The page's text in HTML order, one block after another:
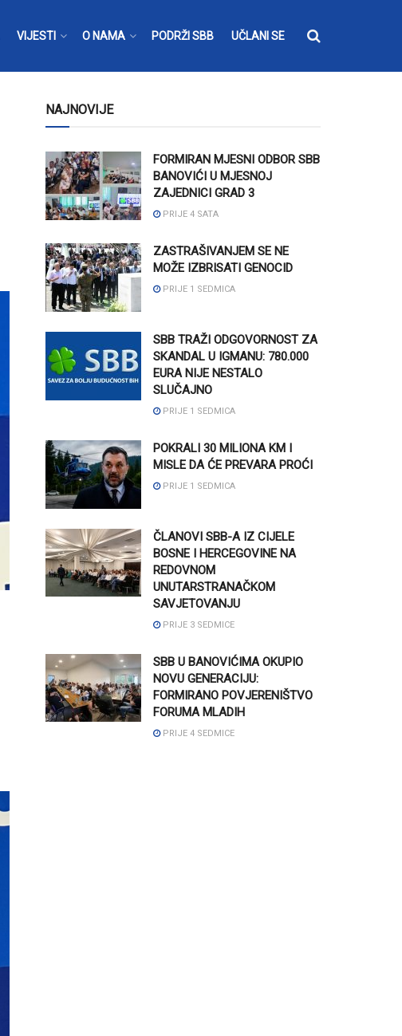
VIJESTI O NAMA PODRŽI SBB UČLANI SE
NAJNOVIJE
FORMIRAN MJESNI ODBOR SBB
BANOVIĆI U MJESNOJ
ZAJEDNICI GRAD 3
PRIJE 4 SATA
ZASTRAŠIVANJEM SE NE
MOŽE IZBRISATI GENOCID
PRIJE 1 SEDMICA
SBB TRAŽI ODGOVORNOST ZA
SKANDAL U IGMANU: 780.000
EURA NIJE NESTALO
SLUČAJNO
PRIJE 1 SEDMICA
POKRALI 30 MILIONA KM I
MISLE DA ĆE PREVARA PROĆI
PRIJE 1 SEDMICA
ČLANOVI SBB-A IZ CIJELE
BOSNE I HERCEGOVINE NA
REDOVNOM
UNUTARSTRANAČKOM
SAVJETOVANJU
PRIJE 3 SEDMICE
SBB U BANOVIĆIMA OKUPIO
NOVU GENERACIJU:
FORMIRANO POVJERENIŠTVO
FORUMA MLADIH
PRIJE 4 SEDMICE